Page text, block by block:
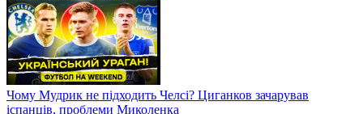
Чому Мудрик не підходить Челсі? Циганков зачарував
іспанців, проблеми Миколенка